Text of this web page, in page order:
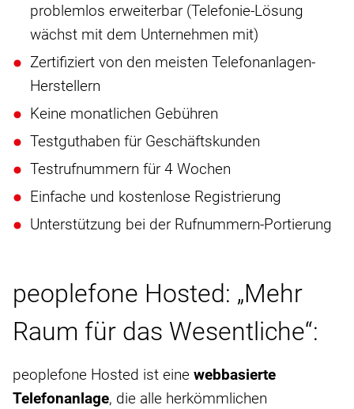
problemlos erweiterbar (Telefonie-Lösung
wächst mit dem Unternehmen mit)
Zertifiziert von den meisten Telefonanlagen-
Herstellern
Keine monatlichen Gebühren
Testguthaben für Geschäftskunden
Testrufnummern für 4 Wochen
Einfache und kostenlose Registrierung
Unterstützung bei der Rufnummern-Portierung
peoplefone Hosted: „Mehr
Raum für das Wesentliche“:
peoplefone Hosted ist eine webbasierte
Telefonanlage, die alle herkömmlichen